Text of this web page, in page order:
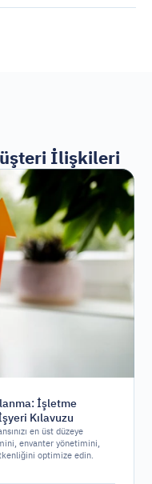
İlişkileri
İşletme
Kılavuzu
en üst düzeye
envanter yönetimini,
optimize edin.